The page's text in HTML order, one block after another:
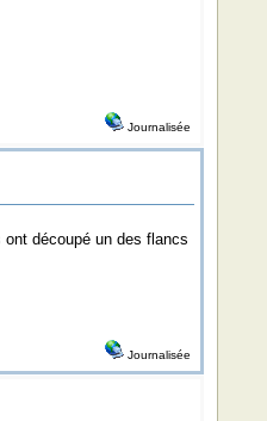
Journalisée
découpé un des flancs
Journalisée